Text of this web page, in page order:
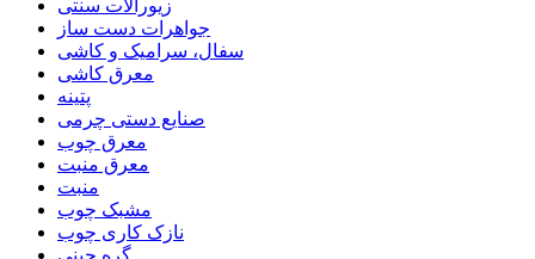
زیورآلات سنتی
جواهرات دست ساز
سفال، سرامیک و کاشی
معرق کاشی
پتینه
صنایع دستی چرمی
معرق چوب
معرق منبت
منبت
مشبک چوب
نازک کاری چوب